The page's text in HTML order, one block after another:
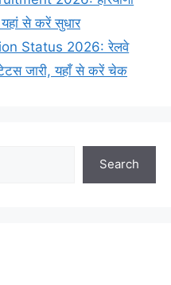
से करें सुधार
Status 2026: रेलवे
जारी, यहाँ से करें चेक
Search